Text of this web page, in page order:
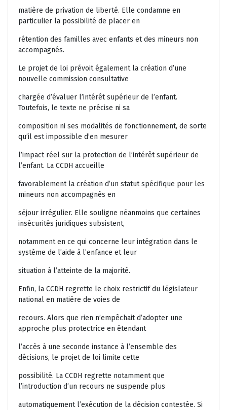
matière de privation de liberté. Elle condamne en
particulier la possibilité de placer en
rétention des familles avec enfants et des mineurs non
accompagnés.
Le projet de loi prévoit également la création d’une
nouvelle commission consultative
chargée d’évaluer l’intérêt supérieur de l’enfant.
Toutefois, le texte ne précise ni sa
composition ni ses modalités de fonctionnement, de sorte
qu’il est impossible d’en mesurer
l’impact réel sur la protection de l’intérêt supérieur de
l’enfant. La CCDH accueille
favorablement la création d’un statut spécifique pour les
mineurs non accompagnés en
séjour irrégulier. Elle souligne néanmoins que certaines
insécurités juridiques subsistent,
notamment en ce qui concerne leur intégration dans le
système de l’aide à l’enfance et leur
situation à l’atteinte de la majorité.
Enfin, la CCDH regrette le choix restrictif du législateur
national en matière de voies de
recours. Alors que rien n’empêchait d’adopter une
approche plus protectrice en étendant
l’accès à une seconde instance à l’ensemble des
décisions, le projet de loi limite cette
possibilité. La CCDH regrette notamment que
l’introduction d’un recours ne suspende plus
automatiquement l’exécution de la décision contestée. Si